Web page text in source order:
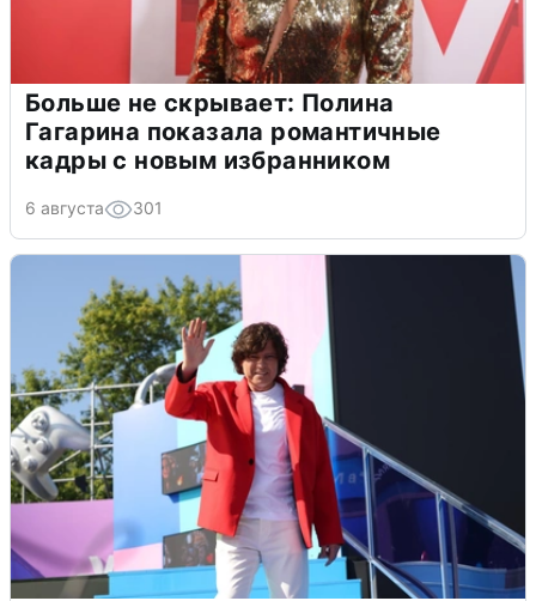
Больше не скрывает: Полина
Гагарина показала романтичные
кадры с новым избранником
6 августа 301